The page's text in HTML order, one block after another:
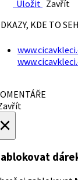
Uložit Zavřít
KDE TO